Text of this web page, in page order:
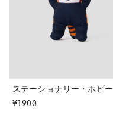
ステーショナリー・ホビー
¥1900